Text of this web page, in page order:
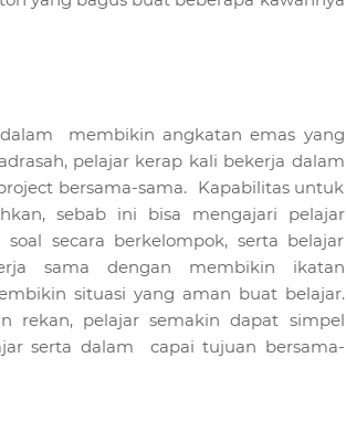
membikin angkatan emas yang
pelajar kerap kali bekerja dalam
bersama-sama. Kapabilitas untuk
sebab ini bisa mengajari pelajar
secara berkelompok, serta belajar
sama dengan membikin ikatan
situasi yang aman buat belajar.
rekan, pelajar semakin dapat simpel
serta dalam capai tujuan bersama-